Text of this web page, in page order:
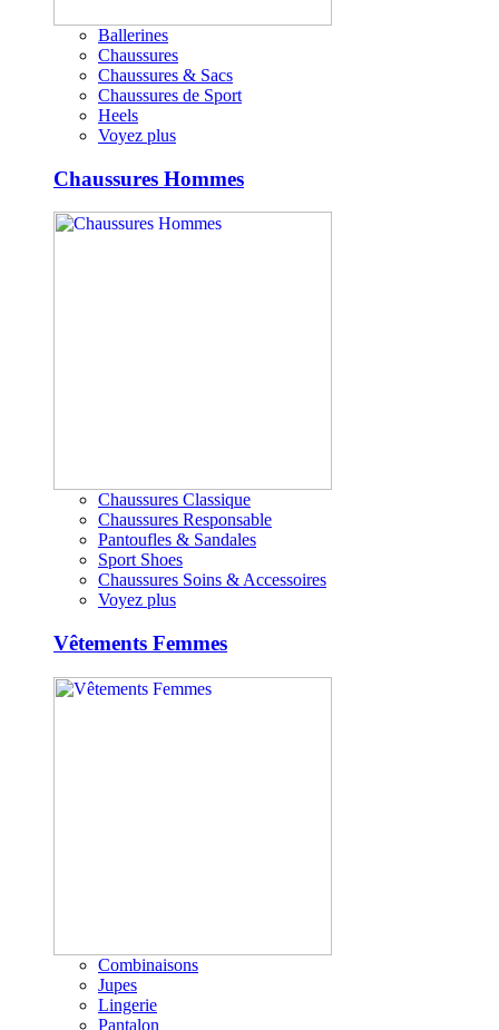
Ballerines
Chaussures
Chaussures & Sacs
Chaussures de Sport
Heels
Voyez plus
Chaussures Hommes
Chaussures Classique
Chaussures Responsable
Pantoufles & Sandales
Sport Shoes
Chaussures Soins & Accessoires
Voyez plus
Vêtements Femmes
Combinaisons
Jupes
Lingerie
Pantalon